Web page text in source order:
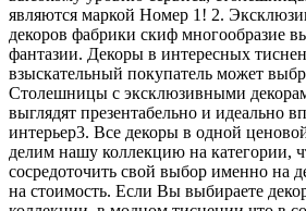
являются маркой Номер 1! 2.
декоров фабрики скиф многообразие
фантазии. Декоры в интересных
взыскательный покупатель может
Столешницы с эксклюзивными
выглядят презентабельно и идеально
интерьер3. Все декоры в одной
делим нашу коллекцию на категории,
сосредоточить свой выбор именно на
на стоимость. Если Вы выбираете